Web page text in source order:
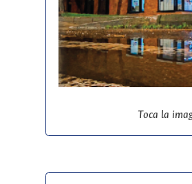
Toca la